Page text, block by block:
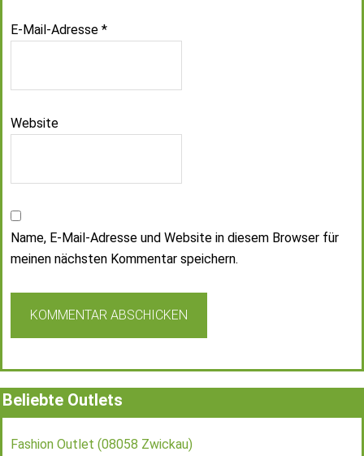
E-Mail-Adresse *
Website
Name, E-Mail-Adresse und Website in diesem Browser für
meinen nächsten Kommentar speichern.
Beliebte Outlets
Fashion Outlet (08058 Zwickau)